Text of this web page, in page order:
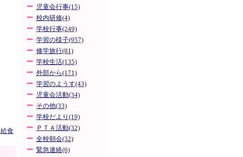
児童会行事(15)
校内研修(4)
学校行事(249)
学習の様子(957)
修学旅行(81)
学校生活(135)
外部から(171)
学習のようす(43)
児童会活動(34)
その他(33)
学校だより(19)
ＰＴＡ活動(32)
全校朝会(32)
緊急連絡(6)
給食